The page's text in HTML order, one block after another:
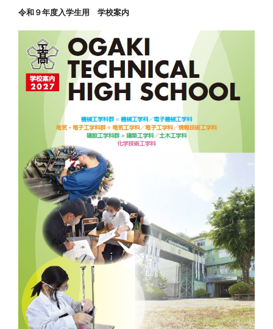
令和９年度入学生用 学校案内